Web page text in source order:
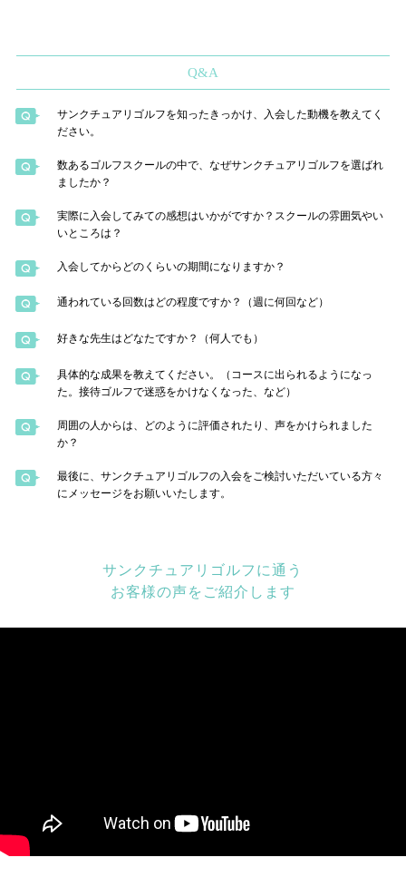
Q&A
サンクチュアリゴルフを知ったきっかけ、入会した動機を教えてく
ださい。
数あるゴルフスクールの中で、なぜサンクチュアリゴルフを選ばれ
ましたか？
実際に入会してみての感想はいかがですか？スクールの雰囲気やい
いところは？
入会してからどのくらいの期間になりますか？
通われている回数はどの程度ですか？（週に何回など）
好きな先生はどなたですか？（何人でも）
具体的な成果を教えてください。（コースに出られるようになっ
た。接待ゴルフで迷惑をかけなくなった、など）
周囲の人からは、どのように評価されたり、声をかけられました
か？
最後に、サンクチュアリゴルフの入会をご検討いただいている方々
にメッセージをお願いいたします。
サンクチュアリゴルフに通う
お客様の声をご紹介します